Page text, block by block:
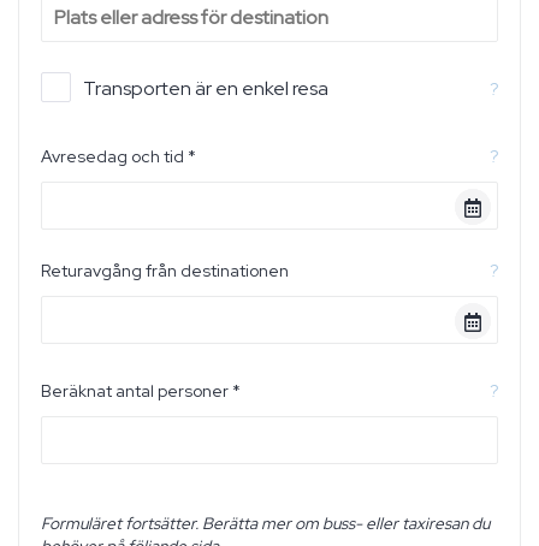
Transporten är en enkel resa ?
Avresedag och tid * ?
Returavgång från destinationen ?
Beräknat antal personer * ?
Formuläret fortsätter. Berätta mer om buss- eller taxiresan du